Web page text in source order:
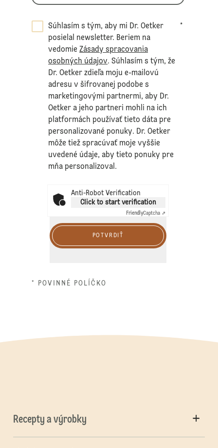
Súhlasím s tým, aby mi Dr. Oetker
posielal newsletter. Beriem na
vedomieZásady spracovania
osobných údajov. Súhlasím s tým, že
Dr. Oetker zdieľa moju e-mailovú
adresu v šifrovanej podobe s
marketingovými partnermi, aby Dr.
Oetker a jeho partneri mohli na ich
platformách používať tieto dáta pre
personalizované ponuky. Dr. Oetker
môže tiež spracúvať moje vyššie
uvedené údaje, aby tieto ponuky pre
mňa personalizoval.
*
Anti-Robot Verification
Click to start verification
FriendlyCaptcha ⇗
POTVRDIŤ
* POVINNÉ POLÍČKO
Recepty a výrobky